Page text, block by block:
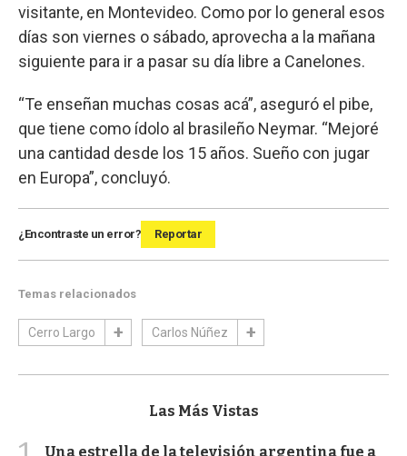
visitante, en Montevideo. Como por lo general esos
días son viernes o sábado, aprovecha a la mañana
siguiente para ir a pasar su día libre a Canelones.
“Te enseñan muchas cosas acá”, aseguró el pibe,
que tiene como ídolo al brasileño Neymar. “Mejoré
una cantidad desde los 15 años. Sueño con jugar
en Europa”, concluyó.
¿Encontraste un error? Reportar
Temas relacionados
Cerro Largo Carlos Núñez
Las Más Vistas
Una estrella de la televisión argentina fue a